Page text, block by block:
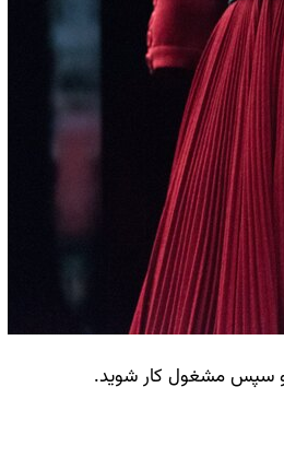
و سپس مشغول کار شوید.